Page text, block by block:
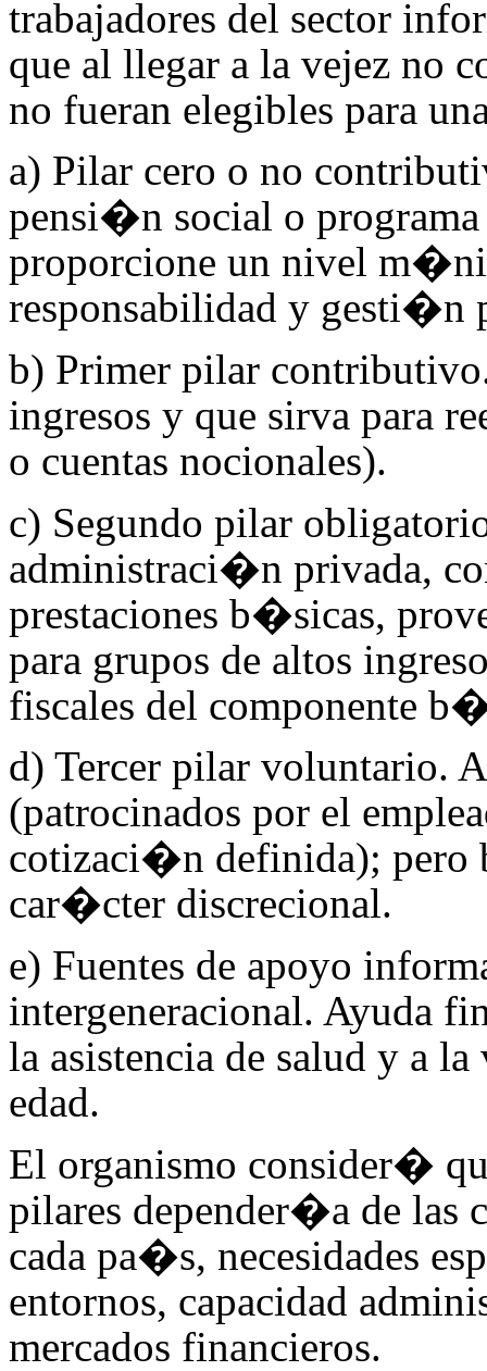
trabajadores del sector
que al llegar a la vejez no
no fueran elegibles para
a) Pilar cero o no
pensi�n social o programa
proporcione un nivel
responsabilidad y
b) Primer pilar
ingresos y que sirva para
o cuentas nocionales).
c) Segundo pilar
administraci�n privada,
prestaciones b�sicas,
para grupos de altos
fiscales del componente
d) Tercer pilar voluntario.
(patrocinados por el
cotizaci�n definida); pero
car�cter discrecional.
e) Fuentes de apoyo
intergeneracional. Ayuda
la asistencia de salud y a
edad.
El organismo consider�
pilares depender�a de las
cada pa�s, necesidades
entornos, capacidad
mercados financieros.